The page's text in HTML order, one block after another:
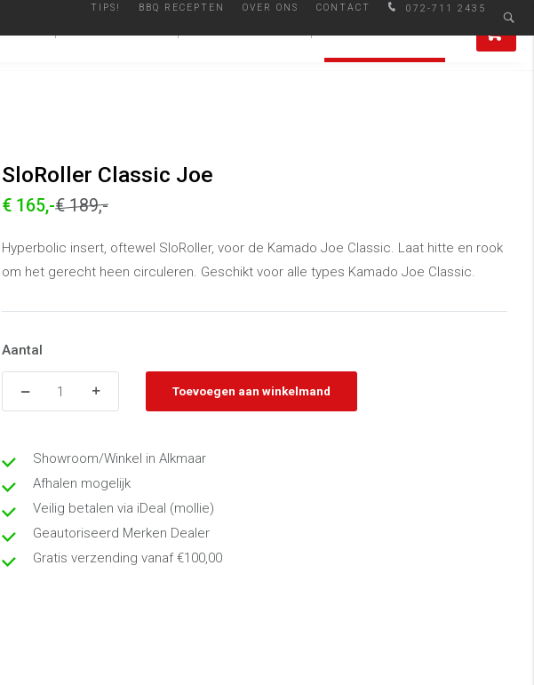
072-711 2435
TIPS! BBQ RECEPTEN OVER ONS CONTACT
0
SloRoller Classic Joe
€ 165,-€ 189,-
Hyperbolic insert, oftewel SloRoller, voor de Kamado Joe Classic. Laat hitte en rook
om het gerecht heen circuleren. Geschikt voor alle types Kamado Joe Classic.
Aantal
Toevoegen aan winkelmand
Showroom/Winkel in Alkmaar
Afhalen mogelijk
Veilig betalen via iDeal (mollie)
Geautoriseerd Merken Dealer
Gratis verzending vanaf €100,00